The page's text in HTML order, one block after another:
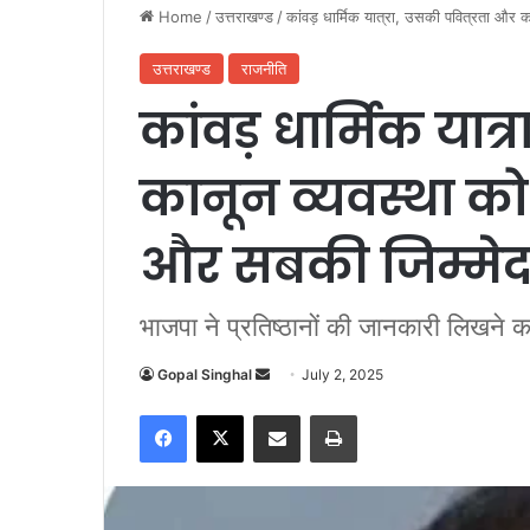
Home /उत्तराखण्ड /कांवड़ धार्मिक यात्रा, उसकी पवित्रता
उत्तराखण्ड राजनीति
कांवड़ धार्मिक
कानून व्यवस्था
और सबकी
भाजपा ने प्रतिष्ठानों की जानकारी लिखने
Gopal Singhal
n
d
a
July 2, 2025